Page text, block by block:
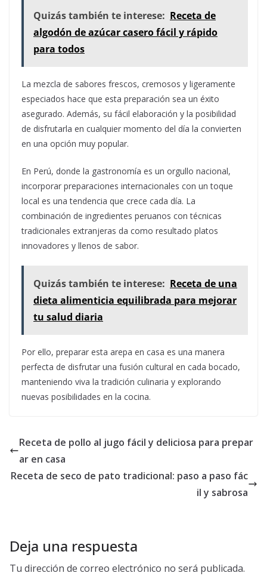
Quizás también te interese: Receta de
algodón de azúcar casero fácil y rápido
para todos
La mezcla de sabores frescos, cremosos y ligeramente
especiados hace que esta preparación sea un éxito
asegurado. Además, su fácil elaboración y la posibilidad
de disfrutarla en cualquier momento del día la convierten
en una opción muy popular.
En Perú, donde la gastronomía es un orgullo nacional,
incorporar preparaciones internacionales con un toque
local es una tendencia que crece cada día. La
combinación de ingredientes peruanos con técnicas
tradicionales extranjeras da como resultado platos
innovadores y llenos de sabor.
Quizás también te interese: Receta de una
dieta alimenticia equilibrada para mejorar
tu salud diaria
Por ello, preparar esta arepa en casa es una manera
perfecta de disfrutar una fusión cultural en cada bocado,
manteniendo viva la tradición culinaria y explorando
nuevas posibilidades en la cocina.
Receta de pollo al jugo fácil y deliciosa para prepar
ar en casa
Receta de seco de pato tradicional: paso a paso fác
il y sabrosa
Deja una respuesta
Tu dirección de correo electrónico no será publicada.